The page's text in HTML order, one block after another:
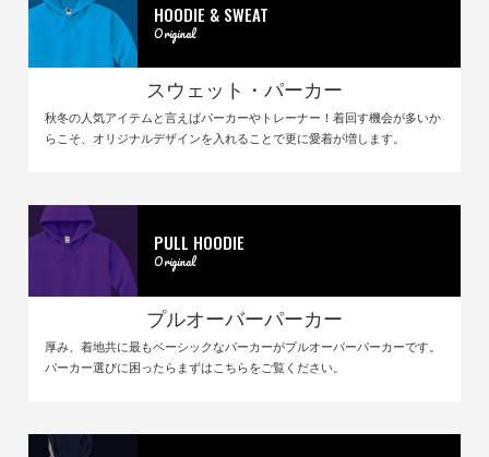
HOODIE & SWEAT
Original
スウェット・パーカー
秋冬の人気アイテムと言えばパーカーやトレーナー！着回す機会が多いか
らこそ、オリジナルデザインを入れることで更に愛着が増します。
PULL HOODIE
Original
プルオーバーパーカー
厚み、着地共に最もベーシックなパーカーがプルオーバーパーカーです。
パーカー選びに困ったらまずはこちらをご覧ください。